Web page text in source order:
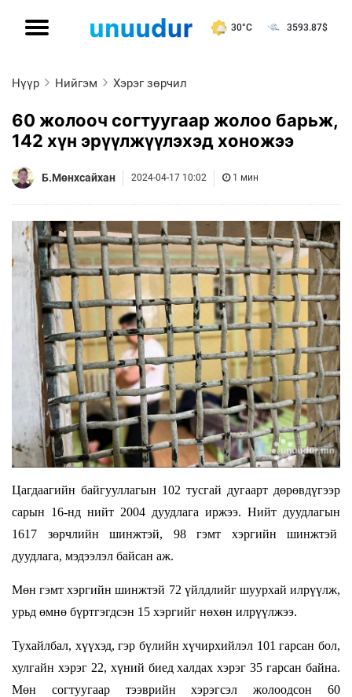
30°C 3593.87$
Нүүр Нийгэм Хэрэг зөрчил
60 жолооч согтуугаар жолоо барьж,
142 хүн эрүүлжүүлэхэд хоножээ
Б.Мөнхсайхан 2024-04-17 10:02 1 мин
Цагдаагийн байгууллагын 102 тусгай дугаарт дөрөвдүгээр
сарын 16-нд нийт 2004 дуудлага иржээ. Нийт дуудлагын
1617 зөрчлийн шинжтэй, 98 гэмт хэргийн шинжтэй
дуудлага, мэдээлэл байсан аж.
Мөн гэмт хэргийн шинжтэй 72 үйлдлийг шуурхай илрүүлж,
урьд өмнө бүртгэгдсэн 15 хэргийг нөхөн илрүүлжээ.
Тухайлбал, хүүхэд, гэр бүлийн хүчирхийлэл 101 гарсан бол,
хулгайн хэрэг 22, хүний биед халдах хэрэг 35 гарсан байна.
Мөн согтуугаар тээврийн хэрэгсэл жолоодсон 60